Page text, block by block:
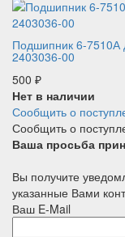
Подшипник 6-
2403036-00
500 ₽
Нет в наличии
Сообщить о
Сообщить о
Ваша просьба
Вы получите
указанные Вами
Ваш E-Mail